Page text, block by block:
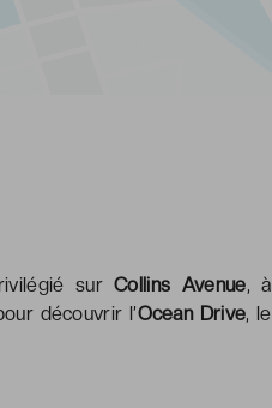
surCollins Avenue, à
découvrir l’Ocean Drive, le